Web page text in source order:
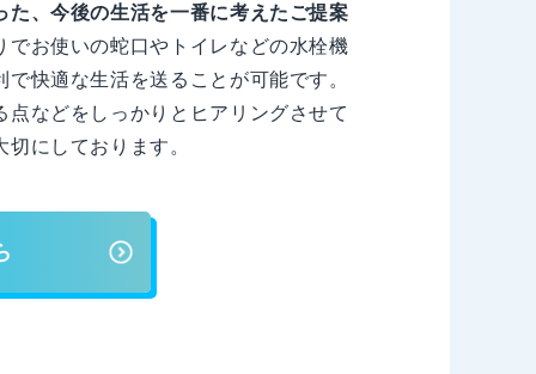
、今後の生活を一番に考えたご提案
お使いの蛇口やトイレなどの水栓機
快適な生活を送ることが可能です。
などをしっかりとヒアリングさせて
にしております。